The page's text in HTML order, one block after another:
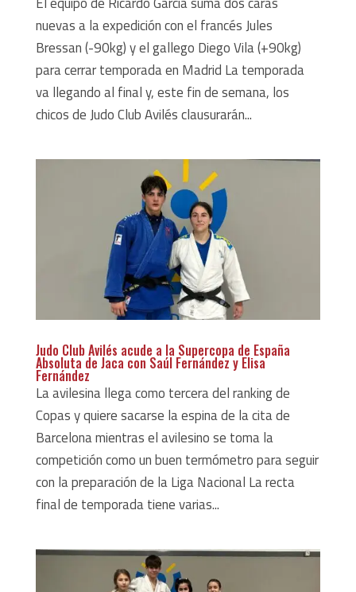
nuevas a la expedición con el francés Jules
Bressan (-90kg) y el gallego Diego Vila (+90kg)
para cerrar temporada en Madrid La temporada
va llegando al final y, este fin de semana, los
chicos de Judo Club Avilés clausurarán...
Judo Club Avilés acude a la Supercopa de España
Absoluta de Jaca con Saúl Fernández y Elisa
Fernández
La avilesina llega como tercera del ranking de
Copas y quiere sacarse la espina de la cita de
Barcelona mientras el avilesino se toma la
competición como un buen termómetro para seguir
con la preparación de la Liga Nacional La recta
final de temporada tiene varias...